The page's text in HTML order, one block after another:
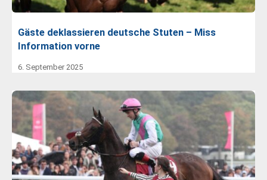
Gäste deklassieren deutsche Stuten – Miss
Information vorne
6. September 2025